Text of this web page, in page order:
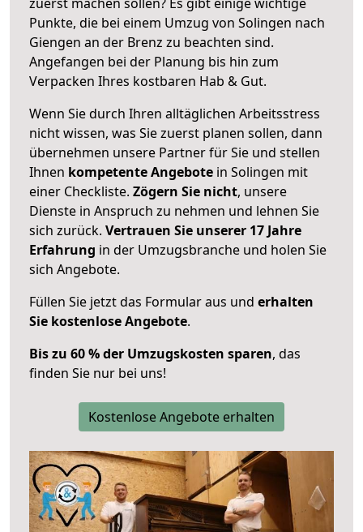
Punkte, die bei einem Umzug von Solingen nach
Giengen an der Brenz zu beachten sind.
Angefangen bei der Planung bis hin zum
Verpacken Ihres kostbaren Hab & Gut.
Wenn Sie durch Ihren alltäglichen Arbeitsstress
nicht wissen, was Sie zuerst planen sollen, dann
übernehmen unsere Partner für Sie und stellen
Ihnen kompetente Angebote in Solingen mit
einer Checkliste. Zögern Sie nicht, unsere
Dienste in Anspruch zu nehmen und lehnen Sie
sich zurück. Vertrauen Sie unserer 17 Jahre
Erfahrung in der Umzugsbranche und holen Sie
sich Angebote.
Füllen Sie jetzt das Formular aus und erhalten
Sie kostenlose Angebote.
Bis zu 60 % der Umzugskosten sparen, das
finden Sie nur bei uns!
Kostenlose Angebote erhalten